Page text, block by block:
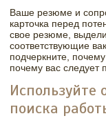
Ваше резюме и
карточка перед
свое резюме,
соответствующие
подчеркните,
почему вас следует
поиска